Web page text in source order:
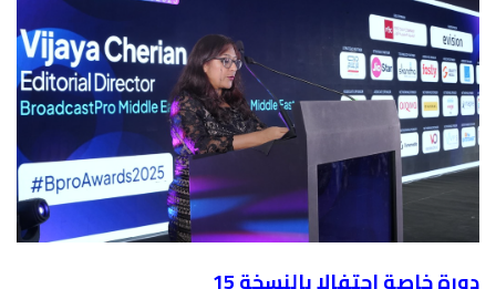
دورة خاصة احتفالا بالنسخة 15